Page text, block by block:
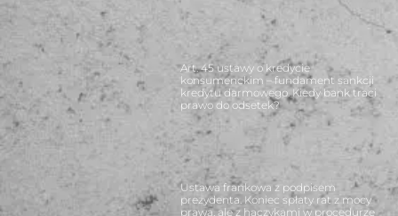
Art. 45 ustawy o kredycie
konsumenckim – fundament sankcji
kredytu darmowego. Kiedy bank traci
prawo do odsetek?
Ustawa frankowa z podpisem
prezydenta. Koniec spłaty rat z mocy
prawa, ale z haczykami w procedurze